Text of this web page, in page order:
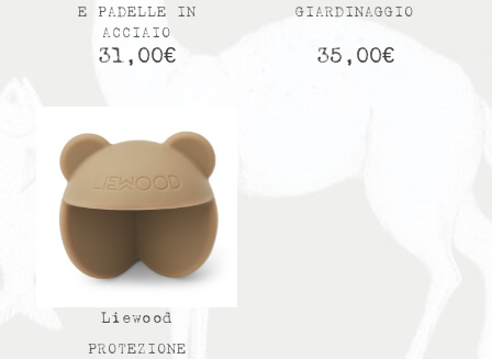
E PADELLE IN
ACCIAIO
31,00€
GIARDINAGGIO
35,00€
Liewood
PROTEZIONE